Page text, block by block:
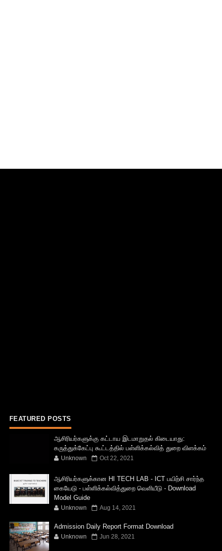
FEATURED POSTS
ஆசிரியர்களுக்கு கட்டாய இடமாறுதல் கிடையாது:
கருத்துக்கேட்பு கூட்டத்தில் பள்ளிக்கல்வித் துறை விளக்கம்
Unknown Oct 22, 2021
ஆசிரியர்களுக்கான HI TECH LAB - ICT பயிற்சி சார்ந்த
கையேடு - பள்ளிக்கல்வித்துறை வெளியீடு - Download
Model Guide
Unknown Aug 14, 2021
Admission Daily Report Format Download
Unknown Jun 28, 2021